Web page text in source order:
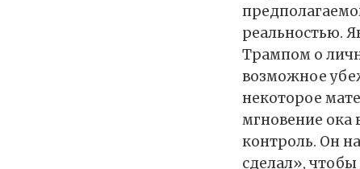
реальностью.
Трампом о
возможное
некоторое
мгновение ока
контроль. Он
сделал», чтобы